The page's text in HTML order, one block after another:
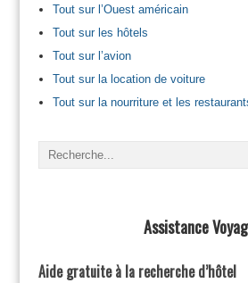
Tout sur l’Ouest américain
Tout sur les hôtels
Tout sur l’avion
Tout sur la location de voiture
Tout sur la nourriture et les
Assistance
Aide gratuite à la recherche d’hôtel